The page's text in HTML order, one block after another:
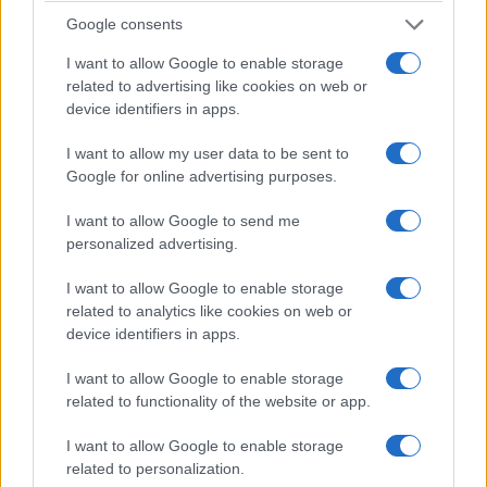
Google consents
I want to allow Google to enable storage
related to advertising like cookies on web or
device identifiers in apps.
I want to allow my user data to be sent to
Google for online advertising purposes.
I want to allow Google to send me
personalized advertising.
I want to allow Google to enable storage
related to analytics like cookies on web or
device identifiers in apps.
I want to allow Google to enable storage
related to functionality of the website or app.
I want to allow Google to enable storage
related to personalization.
Οι σειρές μυθοπλασίας της ΕΡΤ τώρα
διαθέσιμες και στους Έλληνες του
11/02/2021